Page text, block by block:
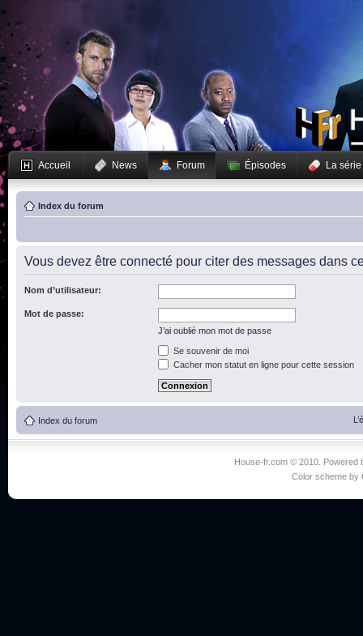
Accueil News Forum Épisodes La série
Index du forum
Vous devez être connecté pour citer des messages dans
Nom d’utilisateur:
Mot de passe:
J’ai oublié mon mot de passe
Se souvenir de moi
Cacher mon statut en ligne pour cette session
Index du forum
House-fr.com © 2010. Powered
Color scheme by